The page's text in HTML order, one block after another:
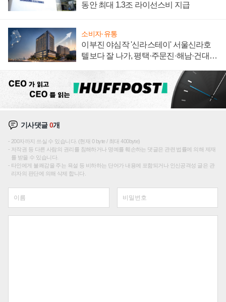
동안 최대 1.3조 라이선스비 지급
소비자·유통
이부진 야심작 '신라스테이' 서울신라호
텔보다 잘 나가, 평택·주문진·해남·건대로
기사댓글0개
200자까지 쓰실 수 있습니다. (현재 0 byte / 최대 400byte)
저작권 등 다른 사람의 권리를 침해하거나 명예를 훼손하는 댓글은 관련 법률에 의해 제재
를 받을 수 있습니다.
타인에게 불쾌감을 주는 욕설 등 비하하는 단어가 내용에 포함되거나 인신공격성 글은 관
리자의 판단에 의해 삭제 합니다.